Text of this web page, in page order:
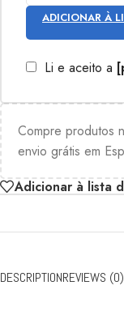
ADICIONAR À
Li e aceito a
Compre produtos
envio grátis em
Adicionar à lista
DESCRIPTIONREVIEWS (0)